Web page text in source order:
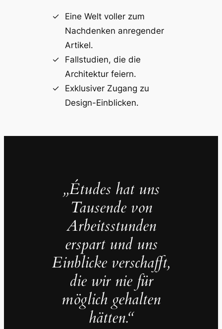
Eine Welt voller zum
Nachdenken anregender
Artikel.
Fallstudien, die die
Architektur feiern.
Exklusiver Zugang zu
Design-Einblicken.
„Études hat uns
Tausende von
Arbeitsstunden
erspart und uns
Einblicke verschafft,
die wir nie für
möglich gehalten
hätten.“